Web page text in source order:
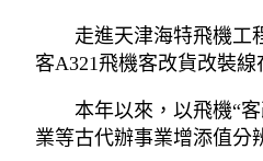
走進天津海特飛機工
客A321飛機客改貨改裝
本年以來，以飛機“
業等古代辦事業增添值分